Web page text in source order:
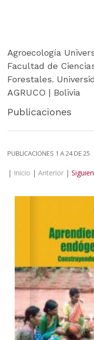
Agroecología
Facultad de
Forestales.
AGRUCO | Bolivia
Publicaciones
PUBLICACIONES 1 A 24 DE 25
| Inicio | Anterior |